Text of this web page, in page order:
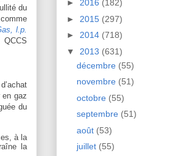
du
l.p.
en gaz
du
à la
la
► 2016 (182)
► 2015 (297)
► 2014 (718)
▼ 2013 (631)
décembre (55)
novembre (51)
octobre (55)
septembre (51)
août (53)
juillet (55)